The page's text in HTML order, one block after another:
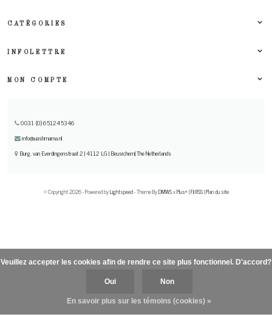
CATÉGORIES
INFOLETTRE
MON COMPTE
0031 (0) 651245346
info@uashmama.nl
Burg. van Everdingenstraat 2 | 4112 LG | Beusichem| The Netherlands
© Copyright 2026 - Powered byLightspeed- Theme ByDMWSxPlus+|Fil RSS|Plan du site
Veuillez accepter les cookies afin de rendre ce site plus fonctionnel. D'accord?
Oui Non
En savoir plus sur les témoins (cookies) »